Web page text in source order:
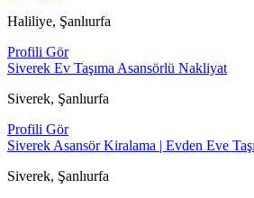
Haliliye, Şanlıurfa
Profili Gör
Siverek Ev Taşıma Asansörlü Nakliyat
Siverek, Şanlıurfa
Profili Gör
Siverek Asansör Kiralama | Evden Eve
Siverek, Şanlıurfa